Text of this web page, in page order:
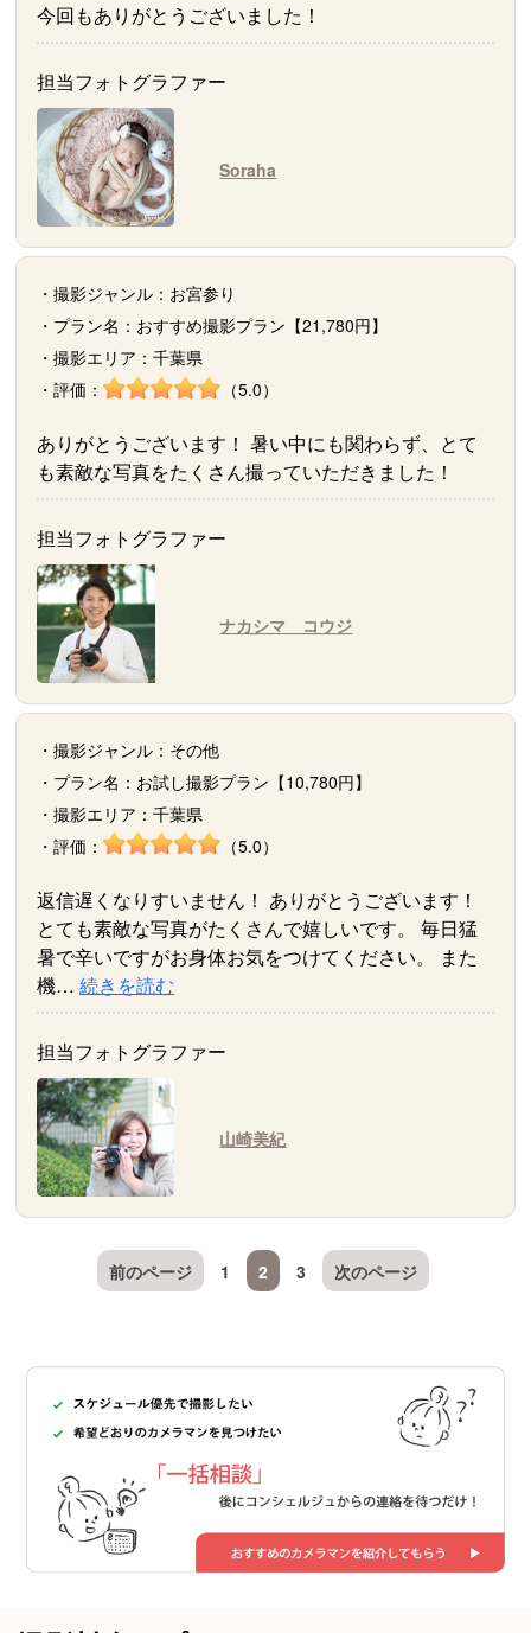
今回もありがとうございました！
担当フォトグラファー
Soraha
・撮影ジャンル：お宮参り
・プラン名：おすすめ撮影プラン【21,780円】
・撮影エリア：千葉県
・評価：
（5.0）
ありがとうございます！ 暑い中にも関わらず、とて
も素敵な写真をたくさん撮っていただきました！
担当フォトグラファー
ナカシマ コウジ
・撮影ジャンル：その他
・プラン名：お試し撮影プラン【10,780円】
・撮影エリア：千葉県
・評価：
（5.0）
返信遅くなりすいません！ ありがとうございます！
とても素敵な写真がたくさんで嬉しいです。 毎日猛
暑で辛いですがお身体お気をつけてください。 また
機…続きを読む
担当フォトグラファー
山崎美紀
前のページ 1 2 3 次のページ